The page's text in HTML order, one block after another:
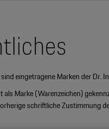
eingetragene Marken der Dr.
Marke (Warenzeichen)
schriftliche Zustimmung